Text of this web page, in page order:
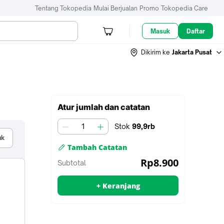
Tentang Tokopedia Mulai Berjualan Promo Tokopedia Care
Masuk Daftar
Dikirim ke Jakarta Pusat
Tambah
ke
keranjang
Atur jumlah dan catatan
jumlah Stok 99,9rb
Tambah Catatan
Subtotal Rp8.900
+ Keranjang
Tambah ke keranjang